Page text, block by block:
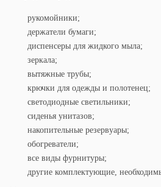
рукомойники;
держатели бумаги;
диспенсеры для жидкого мыла;
зеркала;
вытяжные трубы;
крючки для одежды и полотенец;
светодиодные светильники;
сиденья унитазов;
накопительные резервуары;
обогреватели;
все виды фурнитуры;
другие комплектующие,